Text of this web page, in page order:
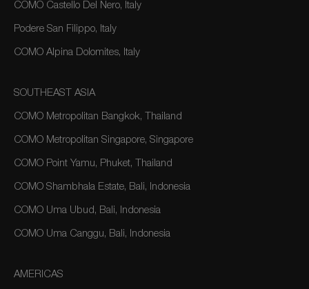
COMO Castello Del Nero, Italy
Podere San Filippo, Italy
COMO Alpina Dolomites, Italy
SOUTHEAST ASIA
COMO Metropolitan Bangkok, Thailand
COMO Metropolitan Singapore, Singapore
COMO Point Yamu, Phuket, Thailand
COMO Shambhala Estate, Bali, Indonesia
COMO Uma Ubud, Bali, Indonesia
COMO Uma Canggu, Bali, Indonesia
AMERICAS